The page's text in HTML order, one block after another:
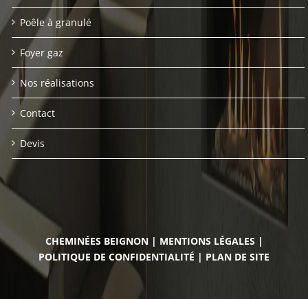
Poêle à granulé
Foyer gaz
Nos réalisations
Contact
Devis
CHEMINÉES BEIGNON| MENTIONS LÉGALES |
POLITIQUE DE CONFIDENTIALITÉ | PLAN DE SITE